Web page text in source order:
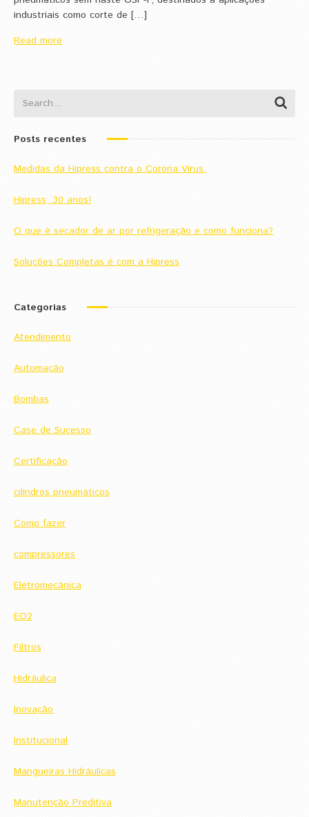
industriais como corte de […]
Read more
Posts recentes
Medidas da Hipress contra o Corona Virus.
Hipress, 30 anos!
O que é secador de ar por refrigeração e como funciona?
Soluções Completas é com a Hipress
Categorias
Atendimento
Automação
Bombas
Case de Sucesso
Certificação
cilindros pneumáticos
Como fazer
compressores
Eletromecânica
EO2
Filtros
Hidráulica
Inovação
Institucional
Mangueiras Hidráulicas
Manutenção Preditiva